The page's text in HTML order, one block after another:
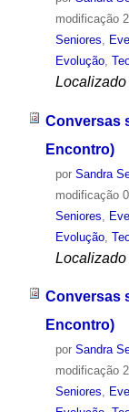
modificação
Seniores
Evolução,
Localizado
Conversas
Encontro)
por Sandra
modificação
Seniores
Evolução,
Localizado
Conversas
Encontro)
por Sandra
modificação
Seniores,